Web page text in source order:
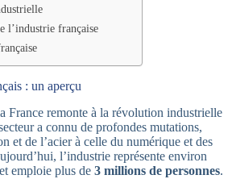
l’industrie française
: un aperçu
France remonte à la révolution industrielle
a connu de profondes mutations,
et de l’acier à celle du numérique et des
l’industrie représente environ
et emploie plus de 3 millions de personnes.